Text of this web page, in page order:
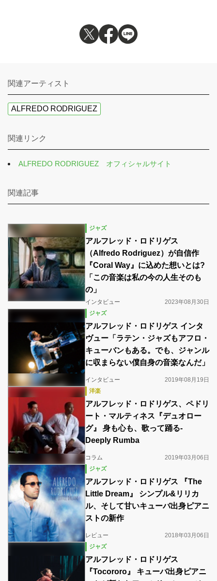
関連アーティスト
ALFREDO RODRIGUEZ
関連リンク
ALFREDO RODRIGUEZ オフィシャルサイト
関連記事
ジャズ
アルフレッド・ロドリゲス
（Alfredo Rodriguez）が自信作
『Coral Way』に込めた想いとは?
「この音楽は私の今の人生そのも
の」
インタビュー
2023年08月30日
ジャズ
アルフレッド・ロドリゲス インタ
ヴュー「ラテン・ジャズもアフロ・
キューバンもある。でも、ジャンル
に収まらない僕自身の音楽なんだ」
インタビュー
2019年08月19日
洋楽
アルフレッド・ロドリゲス、ペドリ
ート・マルティネス『デュオロー
グ』 身も心も、歌って踊る-
Deeply Rumba
コラム
2019年03月06日
ジャズ
アルフレッド・ロドリゲス 『The
Little Dream』 シンプル&リリカ
ル、そして甘いキューバ出身ピアニ
ストの新作
レビュー
2018年03月06日
ジャズ
アルフレッド・ロドリゲス
『Tocororo』 キューバ出身ピアニ